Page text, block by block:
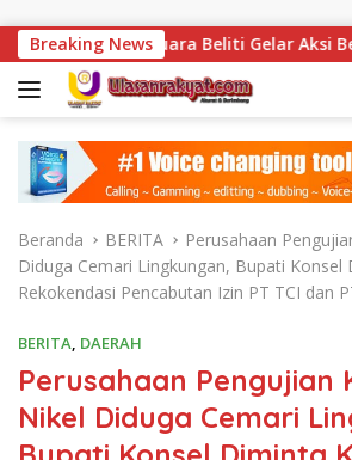
Breaking News
Muara Beliti Gelar Aksi Bersih
Beranda BERITA
Perusahaan
Diduga Cemari Lingkungan, Bupati Konsel
Rekokendasi Pencabutan Izin PT TCI dan
BERITA, DAERAH
Perusahaan Pengujian
Nikel Diduga Cemari